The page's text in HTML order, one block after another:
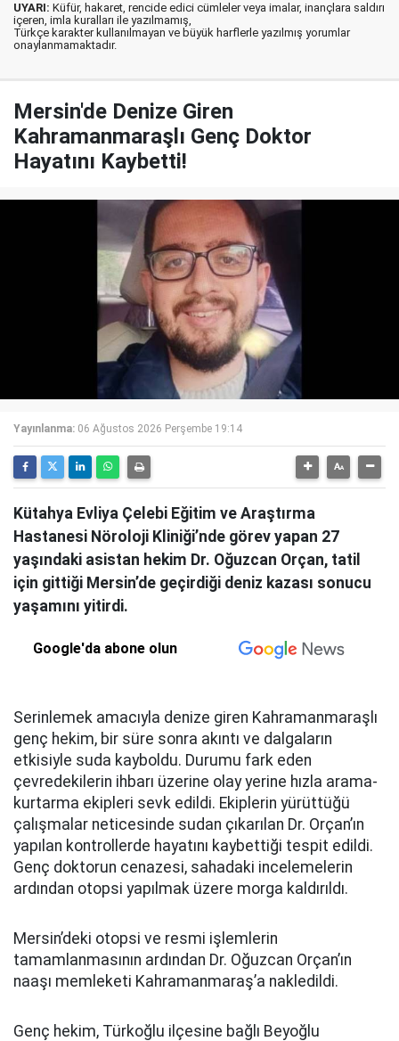
UYARI: Küfür, hakaret, rencide edici cümleler veya imalar, inançlara saldırı
içeren, imla kuralları ile yazılmamış,
Türkçe karakter kullanılmayan ve büyük harflerle yazılmış yorumlar
onaylanmamaktadır.
Mersin'de Denize Giren
Kahramanmaraşlı Genç Doktor
Hayatını Kaybetti!
Yayınlanma: 06 Ağustos 2026 Perşembe 19:14
Kütahya Evliya Çelebi Eğitim ve Araştırma
Hastanesi Nöroloji Kliniği’nde görev yapan 27
yaşındaki asistan hekim Dr. Oğuzcan Orçan, tatil
için gittiği Mersin’de geçirdiği deniz kazası sonucu
yaşamını yitirdi.
Google'da abone olun
Serinlemek amacıyla denize giren Kahramanmaraşlı
genç hekim, bir süre sonra akıntı ve dalgaların
etkisiyle suda kayboldu. Durumu fark eden
çevredekilerin ihbarı üzerine olay yerine hızla arama-
kurtarma ekipleri sevk edildi. Ekiplerin yürüttüğü
çalışmalar neticesinde sudan çıkarılan Dr. Orçan’ın
yapılan kontrollerde hayatını kaybettiği tespit edildi.
Genç doktorun cenazesi, sahadaki incelemelerin
ardından otopsi yapılmak üzere morga kaldırıldı.
Mersin’deki otopsi ve resmi işlemlerin
tamamlanmasının ardından Dr. Oğuzcan Orçan’ın
naaşı memleketi Kahramanmaraş’a nakledildi.
Genç hekim, Türkoğlu ilçesine bağlı Beyoğlu